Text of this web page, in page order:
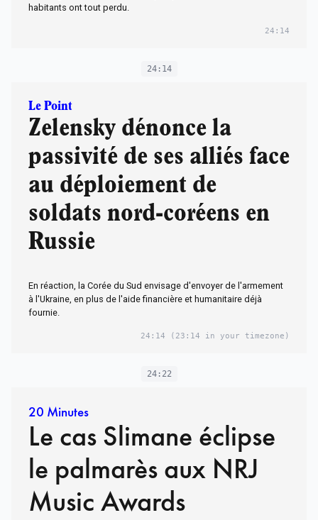
habitants ont tout perdu.
24:14
24:14
Le Point
Zelensky dénonce la
passivité de ses alliés face
au déploiement de
soldats nord-coréens en
Russie
En réaction, la Corée du Sud envisage d'envoyer de l'armement
à l'Ukraine, en plus de l'aide financière et humanitaire déjà
fournie.
24:14 (23:14 in your timezone)
24:22
20 Minutes
Le cas Slimane éclipse
le palmarès aux NRJ
Music Awards